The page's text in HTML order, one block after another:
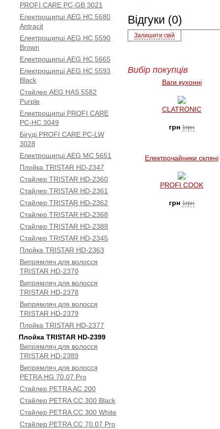
PROFI CARE PC-GB 3021
Електрощипці AEG HC 5680
Antracit
Електрощипці AEG HC 5590
Brown
Електрощипці AEG HC 5665
Електрощипці AEG HC 5593
Black
Стайлер AEG HAS 5582
Purple
Електрощипці PROFI CARE
PC-HC 3049
Бігуді PROFI CARE PC-LW
3028
Електрощипці AEG MC 5651
Плойка TRISTAR HD-2347
Стайлер TRISTAR HD-2360
Стайлер TRISTAR HD-2361
Стайлер TRISTAR HD-2362
Стайлер TRISTAR HD-2368
Стайлер TRISTAR HD-2388
Стайлер TRISTAR HD-2345
Плойка TRISTAR HD-2363
Випрямляч для волосся
TRISTAR HD-2370
Випрямляч для волосся
TRISTAR HD-2378
Випрямляч для волосся
TRISTAR HD-2379
Плойка TRISTAR HD-2377
Плойка TRISTAR HD-2399
Випрямляч для волосся
TRISTAR HD-2389
Випрямляч для волосся
PETRA HG 70.07 Pro
Стайлер PETRA AC 200
Стайлер PETRA CC 300 Black
Стайлер PETRA CC 300 White
Стайлер PETRA CC 70.07 Pro
Відгуки (0)
Залишити свій
Вибір покупців
Ваги кухонні
CLATRONIC
грн 1грн
Електрочайники скляні
PROFI COOK
грн 1грн